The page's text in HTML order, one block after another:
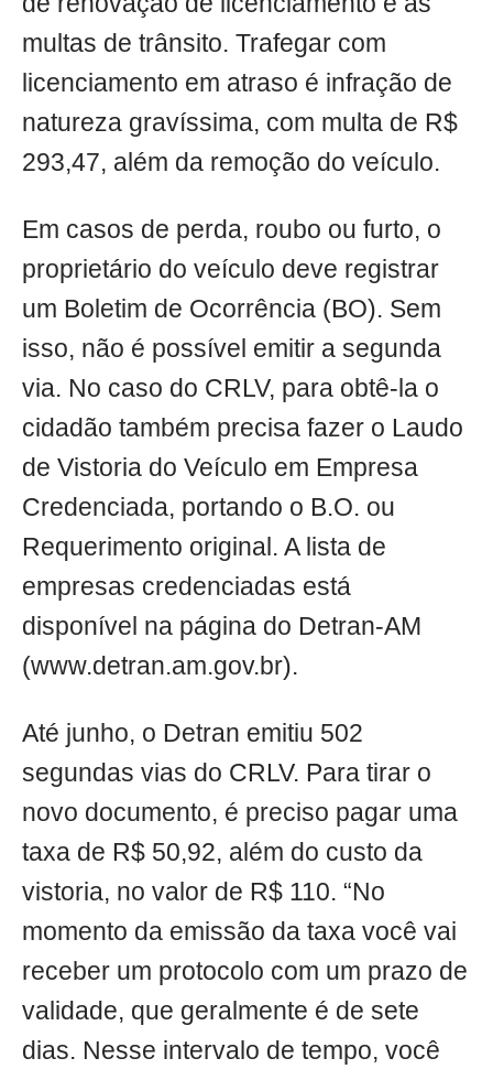
multas de trânsito. Trafegar com
licenciamento em atraso é infração de
natureza gravíssima, com multa de R$
293,47, além da remoção do veículo.
Em casos de perda, roubo ou furto, o
proprietário do veículo deve registrar
um Boletim de Ocorrência (BO). Sem
isso, não é possível emitir a segunda
via. No caso do CRLV, para obtê-la o
cidadão também precisa fazer o Laudo
de Vistoria do Veículo em Empresa
Credenciada, portando o B.O. ou
Requerimento original. A lista de
empresas credenciadas está
disponível na página do Detran-AM
(www.detran.am.gov.br).
Até junho, o Detran emitiu 502
segundas vias do CRLV. Para tirar o
novo documento, é preciso pagar uma
taxa de R$ 50,92, além do custo da
vistoria, no valor de R$ 110. “No
momento da emissão da taxa você vai
receber um protocolo com um prazo de
validade, que geralmente é de sete
dias. Nesse intervalo de tempo, você